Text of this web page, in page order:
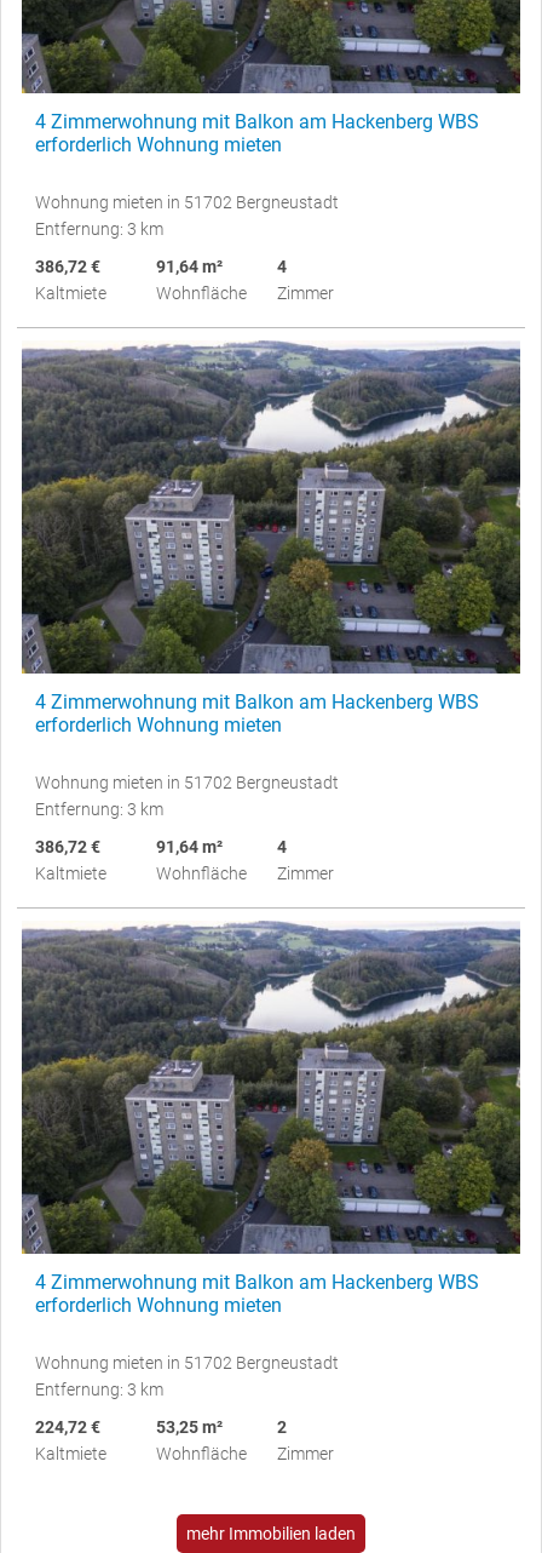
4 Zimmerwohnung mit Balkon am Hackenberg WBS
erforderlich Wohnung mieten
Wohnung mieten in 51702 Bergneustadt
Entfernung: 3 km
386,72 €
Kaltmiete
91,64 m²
Wohnfläche
4
Zimmer
4 Zimmerwohnung mit Balkon am Hackenberg WBS
erforderlich Wohnung mieten
Wohnung mieten in 51702 Bergneustadt
Entfernung: 3 km
386,72 €
Kaltmiete
91,64 m²
Wohnfläche
4
Zimmer
4 Zimmerwohnung mit Balkon am Hackenberg WBS
erforderlich Wohnung mieten
Wohnung mieten in 51702 Bergneustadt
Entfernung: 3 km
224,72 €
Kaltmiete
53,25 m²
Wohnfläche
2
Zimmer
mehr Immobilien laden